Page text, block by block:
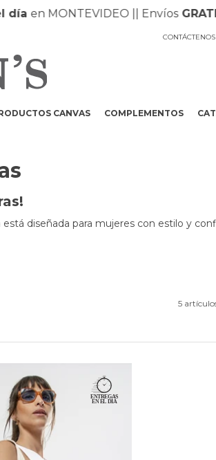
en MONTEVIDEO || EnvíosGRATIS
CANVAS COMPLEMENTOS
CONTÁCTENOS
diseñada para mujeres con estilo y
5